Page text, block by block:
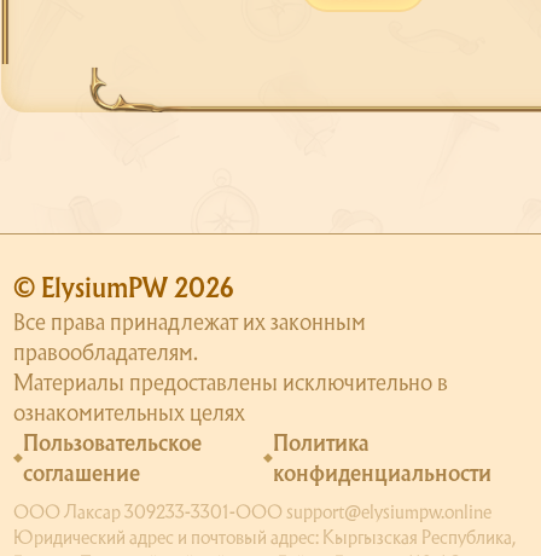
© ElysiumPW 2026
Все права принадлежат их законным
правообладателям.
Материалы предоставлены исключительно в
ознакомительных целях
Пользовательское
соглашение
Политика
конфиденциальности
ООО Лаксар 309233-3301-ООО support@elysiumpw.online
Юридический адрес и почтовый адрес: Кыргызская Республика,